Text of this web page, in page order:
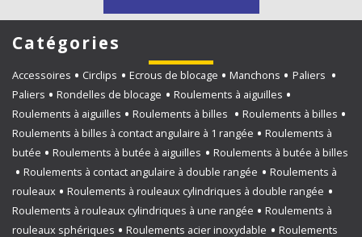
Catégories
Accessoires Circlips Ecrous de blocage Manchons
Paliers
Paliers
Rondelles de blocage
Roulements à aiguilles
Roulements à aiguilles
Roulements à billes
Roulements à billes
Roulements à billes à contact angulaire à 1 rangée
Roulements à
butée
Roulements à butée à aiguilles
Roulements à butée à billes
Roulements à contact angulaire à double rangée
Roulements à
rouleaux
Roulements à rouleaux cylindriques à double rangée
Roulements à rouleaux cylindriques à une rangée
Roulements à
rouleaux sphériques
Roulements acier inoxydable Roulements